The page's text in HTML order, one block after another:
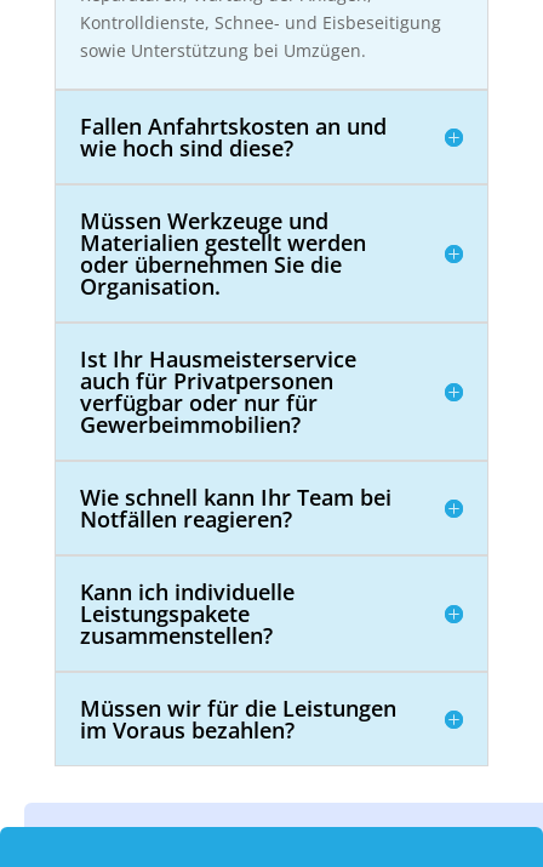
Kontrolldienste, Schnee- und Eisbeseitigung
sowie Unterstützung bei Umzügen.
Fallen Anfahrtskosten an und
wie hoch sind diese?
Müssen Werkzeuge und
Materialien gestellt werden
oder übernehmen Sie die
Organisation.
Ist Ihr Hausmeisterservice
auch für Privatpersonen
verfügbar oder nur für
Gewerbeimmobilien?
Wie schnell kann Ihr Team bei
Notfällen reagieren?
Kann ich individuelle
Leistungspakete
zusammenstellen?
Müssen wir für die Leistungen
im Voraus bezahlen?